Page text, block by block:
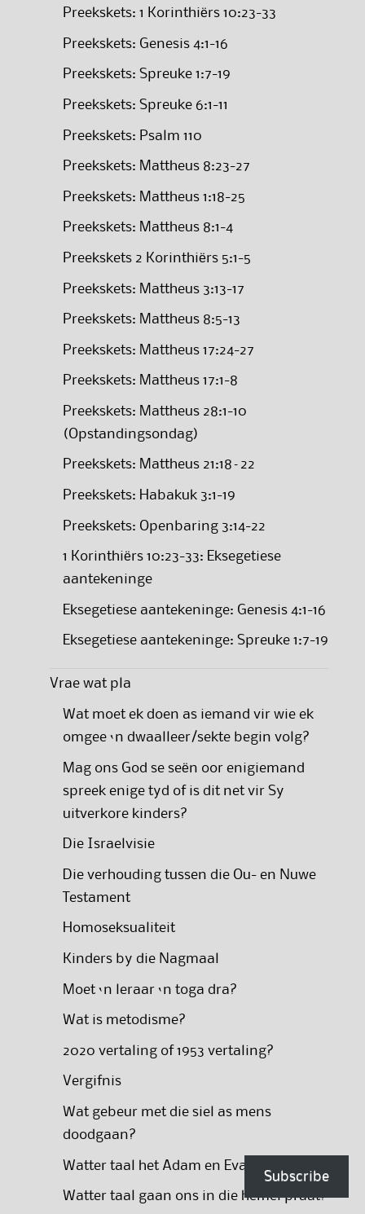
Preekskets: 1 Korinthiërs 10:23-33
Preekskets: Genesis 4:1-16
Preekskets: Spreuke 1:7-19
Preekskets: Spreuke 6:1-11
Preekskets: Psalm 110
Preekskets: Mattheus 8:23-27
Preekskets: Mattheus 1:18-25
Preekskets: Mattheus 8:1-4
Preekskets 2 Korinthiërs 5:1-5
Preekskets: Mattheus 3:13-17
Preekskets: Mattheus 8:5-13
Preekskets: Mattheus 17:24-27
Preekskets: Mattheus 17:1-8
Preekskets: Mattheus 28:1-10
(Opstandingsondag)
Preekskets: Mattheus 21:18–22
Preekskets: Habakuk 3:1-19
Preekskets: Openbaring 3:14-22
1 Korinthiërs 10:23-33: Eksegetiese
aantekeninge
Eksegetiese aantekeninge: Genesis 4:1-16
Eksegetiese aantekeninge: Spreuke 1:7-19
Vrae wat pla
Wat moet ek doen as iemand vir wie ek
omgee ‘n dwaalleer/sekte begin volg?
Mag ons God se seën oor enigiemand
spreek enige tyd of is dit net vir Sy
uitverkore kinders?
Die Israelvisie
Die verhouding tussen die Ou- en Nuwe
Testament
Homoseksualiteit
Kinders by die Nagmaal
Moet ‘n leraar ‘n toga dra?
Wat is metodisme?
2020 vertaling of 1953 vertaling?
Vergifnis
Wat gebeur met die siel as mens
doodgaan?
Watter taal het Adam en Eva gepraat?
Watter taal gaan ons in die hemel praat?
Subscribe